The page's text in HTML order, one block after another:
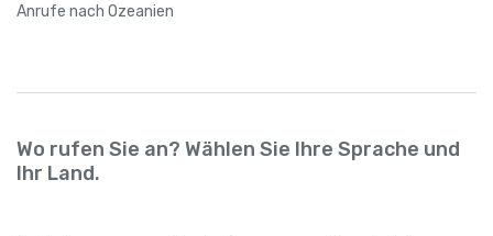
Anrufe nach Ozeanien
Wo rufen Sie an? Wählen Sie Ihre Sprache und
Ihr Land.